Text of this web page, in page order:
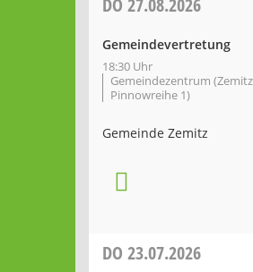
DO 27.08.2026
Gemeindevertretung
18:30 Uhr
Gemeindezentrum
Pinnowreihe 1)
Gemeinde Zemitz
DO 23.07.2026